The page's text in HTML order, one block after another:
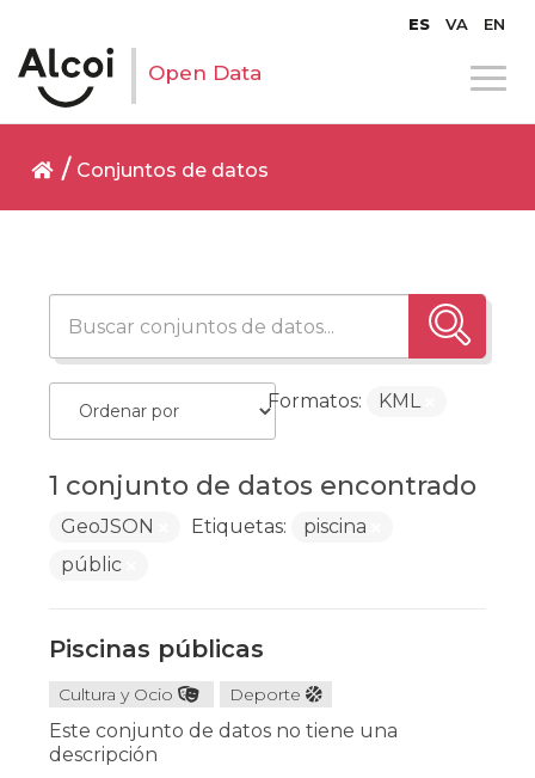
ES VA EN
Open Data
Conjuntos de datos
1 conjunto de datos encontrado
Formatos: KML
GeoJSON Etiquetas:
piscina
públic
Piscinas públicas
Cultura y Ocio Deporte
Este conjunto de datos no tiene una
descripción